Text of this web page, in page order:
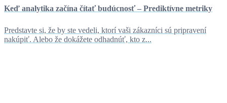
Keď analytika začína čítať budúcnosť – Prediktívne metriky
Predstavte si, že by ste vedeli, ktorí vaši zákazníci sú pripravení
nakúpiť. Alebo že dokážete odhadnúť, kto z...